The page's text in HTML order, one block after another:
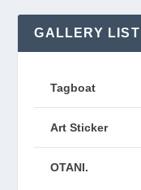
GALLERY LIST
Tagboat
Art Sticker
OTANI.